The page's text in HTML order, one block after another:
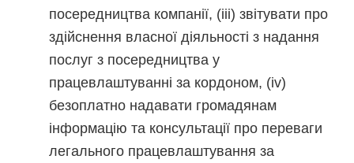
посередництва компанії, (ііі) звітувати про
здійснення власної діяльності з надання
послуг з посередництва у
працевлаштуванні за кордоном, (іv)
безоплатно надавати громадянам
інформацію та консультації про переваги
легального працевлаштування за